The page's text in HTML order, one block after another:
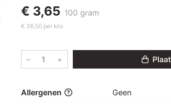
€ 3,65 100 gram
€ 36,50 per kilo
– +
Allergenen
Geen